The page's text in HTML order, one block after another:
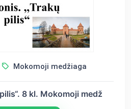
Mokomoji medžiaga
8 kl. Mokomoji medž